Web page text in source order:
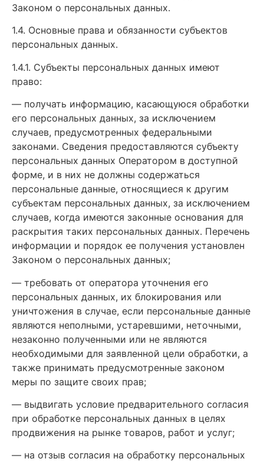
Законом о персональных данных.
1.4. Основные права и обязанности субъектов
персональных данных.
1.4.1. Субъекты персональных данных имеют
право:
— получать информацию, касающуюся обработки
его персональных данных, за исключением
случаев, предусмотренных федеральными
законами. Сведения предоставляются субъекту
персональных данных Оператором в доступной
форме, и в них не должны содержаться
персональные данные, относящиеся к другим
субъектам персональных данных, за исключением
случаев, когда имеются законные основания для
раскрытия таких персональных данных. Перечень
информации и порядок ее получения установлен
Законом о персональных данных;
— требовать от оператора уточнения его
персональных данных, их блокирования или
уничтожения в случае, если персональные данные
являются неполными, устаревшими, неточными,
незаконно полученными или не являются
необходимыми для заявленной цели обработки, а
также принимать предусмотренные законом
меры по защите своих прав;
— выдвигать условие предварительного согласия
при обработке персональных данных в целях
продвижения на рынке товаров, работ и услуг;
— на отзыв согласия на обработку персональных